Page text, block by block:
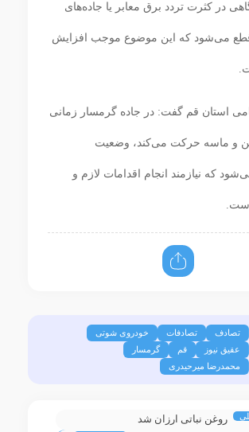
در کثرت تردد برق معابر یا جاده‌های
می‌شود که این موضوع موجب افزایش
استان قم گفت: در جاده گرمسار زمانی
و ماسه حرکت می‌کند، وضعیت
که نیازمند انجام اقدامات لازم و
است.
تصادف تصادفات
خودروی شوتی
عقیق نیوز
قم
گرمسار
محمدرضا میرحیدری
روغن نباتی ارزان شد